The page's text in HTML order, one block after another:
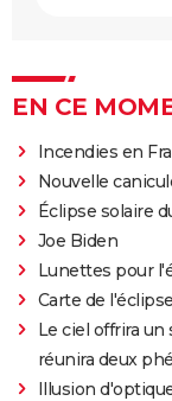
EN CE
Incendies en
Nouvelle
Éclipse solaire
Joe Biden
Lunettes pour
Carte de
Le ciel offrira
réunira deux
Illusion